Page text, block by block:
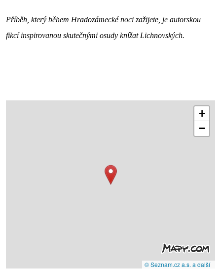
Příběh, který během Hradozámecké noci zažijete, je autorskou
fikcí inspirovanou skutečnými osudy knížat Lichnovských.
+
−
© Seznam.cz a.s. a další